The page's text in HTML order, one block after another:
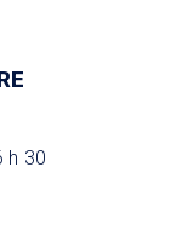
h 30